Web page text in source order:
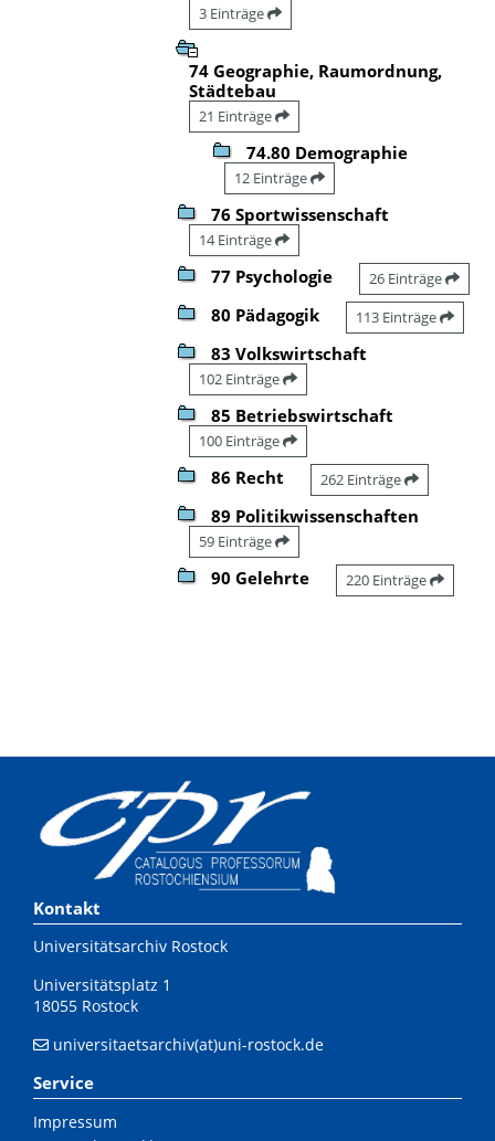
3 Einträge
74 Geographie, Raumordnung,
Städtebau
21 Einträge
74.80 Demographie
12 Einträge
76 Sportwissenschaft
14 Einträge
77 Psychologie 26 Einträge
80 Pädagogik 113 Einträge
83 Volkswirtschaft
102 Einträge
85 Betriebswirtschaft
100 Einträge
86 Recht 262 Einträge
89 Politikwissenschaften
59 Einträge
90 Gelehrte 220 Einträge
Kontakt
Universitätsarchiv Rostock
Universitätsplatz 1
18055 Rostock
universitaetsarchiv(at)uni-rostock.de
Service
Impressum